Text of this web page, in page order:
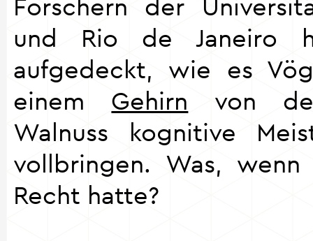
und Rio de Janeiro
aufgedeckt, wie es
einem Gehirn von
Walnuss kognitive
vollbringen. Was,
Recht hatte?